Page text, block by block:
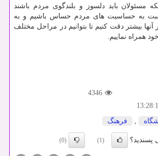
مسئولان باید دلسوز و بلندگوی مردم باشند
به حساسیت های مردم حساس باشیم و به
بیشتر دقت كنیم تا بتوانیم در مراحل مختلف
همراه نماییم.
4346
, فرهنگ
پسندید؟ (1)
(0)